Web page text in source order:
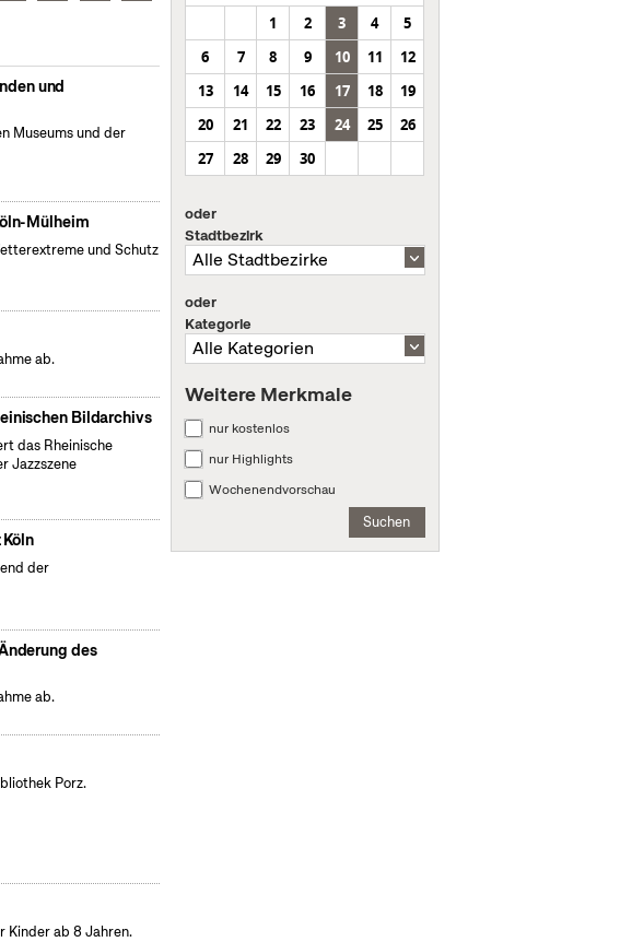
und
Museums und der
Mülheim
und Schutz
ab.
Bildarchivs
das Rheinische
Jazzszene
der
des
ab.
Porz.
Kinder ab 8 Jahren.
1
2 3 4
5
6
7 8 9 10 11
12
13
14 15 16 17 18
19
20
21 22 23 24 25
26
27
28 29 30
oder
Stadtbezirk
oder
Kategorie
Weitere Merkmale
nur kostenlos
nur Highlights
Wochenendvorschau
Suchen